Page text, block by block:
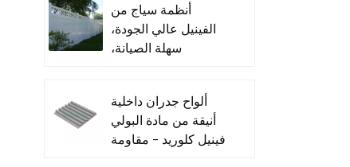
أنظمة سياج من
الفينيل عالي الجودة،
سهلة الصيانة،
ألواح جدران داخلية
أنيقة من مادة البولي
فينيل كلوريد - مقاومة